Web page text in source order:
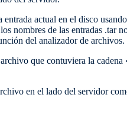
actual en el disco
nombres de las entradas .tar
del analizador de archivos.
que contuviera la
en el lado del servidor